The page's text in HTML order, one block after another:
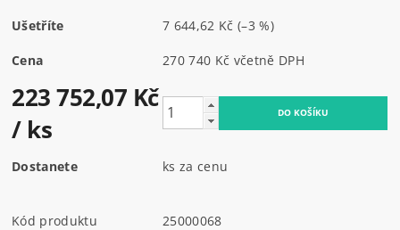
Ušetříte 7 644,62 Kč (–3 %)
Cena 270 740 Kč včetně DPH
223 752,07 Kč
/ ks
Dostanete ks za cenu
Kód produktu
25000068